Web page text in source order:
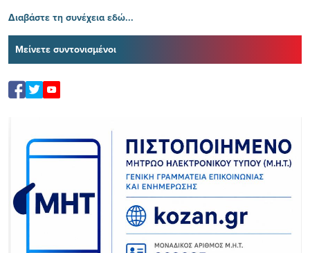
Διαβάστε τη συνέχεια εδώ...
Μείνετε συντονισμένοι